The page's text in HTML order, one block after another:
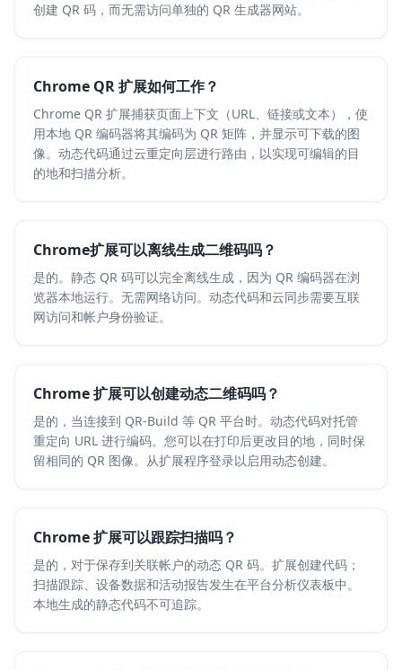
创建 QR 码，而无需访问单独的 QR 生成器网站。
Chrome QR 扩展如何工作？
Chrome QR 扩展捕获页面上下文（URL、链接或文本），使
用本地 QR 编码器将其编码为 QR 矩阵，并显示可下载的图
像。动态代码通过云重定向层进行路由，以实现可编辑的目
的地和扫描分析。
Chrome扩展可以离线生成二维码吗？
是的。静态 QR 码可以完全离线生成，因为 QR 编码器在浏
览器本地运行。无需网络访问。动态代码和云同步需要互联
网访问和帐户身份验证。
Chrome 扩展可以创建动态二维码吗？
是的，当连接到 QR-Build 等 QR 平台时。动态代码对托管
重定向 URL 进行编码。您可以在打印后更改目的地，同时保
留相同的 QR 图像。从扩展程序登录以启用动态创建。
Chrome 扩展可以跟踪扫描吗？
是的，对于保存到关联帐户的动态 QR 码。扩展创建代码；
扫描跟踪、设备数据和活动报告发生在平台分析仪表板中。
本地生成的静态代码不可追踪。